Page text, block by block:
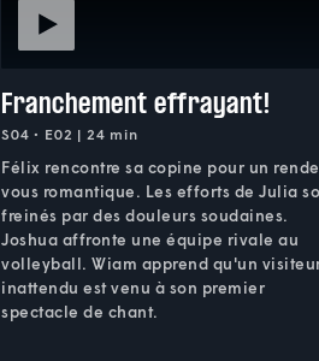
Franchement effrayant!
S04 • E02 | 24 min
Félix rencontre sa copine pour un
vous romantique. Les efforts de Julia
freinés par des douleurs soudaines.
Joshua affronte une équipe rivale au
volleyball. Wiam apprend qu'un
inattendu est venu à son premier
spectacle de chant.